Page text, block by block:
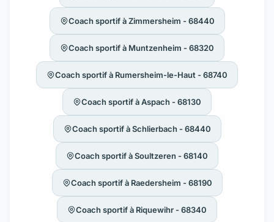
Coach sportif à Zimmersheim - 68440
Coach sportif à Muntzenheim - 68320
Coach sportif à Rumersheim-le-Haut - 68740
Coach sportif à Aspach - 68130
Coach sportif à Schlierbach - 68440
Coach sportif à Soultzeren - 68140
Coach sportif à Raedersheim - 68190
Coach sportif à Riquewihr - 68340